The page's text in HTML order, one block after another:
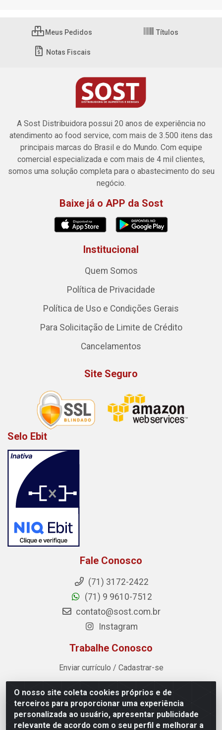
O nosso site coleta cookies próprios e de
terceiros para proporcionar uma experiência
personalizada ao usuário, apresentar publicidade
relevante de acordo com o seu perfil e melhorar a
Meus Pedidos Títulos
Notas Fiscais
A Sost Distribuidora possui 20 anos de experiência no
atendimento ao food service, com mais de 3.500 itens das
principais marcas do Brasil e do Mundo. Com equipe
comercial especializada e com mais de 4 mil clientes,
somos uma solução completa para o abastecimento do seu
negócio.
Baixe já o APP da Sost
Institucional
Quem Somos
Política de Privacidade
Política de Uso e Condições Gerais
Para Solicitação de Limite de Crédito
Cancelamentos
Site Seguro
Selo Ebit
Fale Conosco
(71) 3172-2422
(71) 9 9610-7512
contato@sost.com.br
Instagram
Trabalhe Conosco
Enviar currículo / Cadastrar-se
Sost Distribuidora - Rua Cândido Rissut, 254 - Recreio
Ipitanga, Lauro de Freitas/BA - CEP 42.700-590 - CNPJ
07.041.307/0001-80